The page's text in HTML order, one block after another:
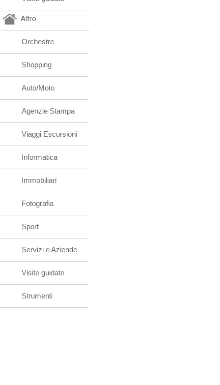
Altro
Orchestre
Shopping
Auto/Moto
Agenzie Stampa
Viaggi Escursioni
Informatica
Immobiliari
Fotografia
Sport
Servizi e Aziende
Visite guidate
Strumenti